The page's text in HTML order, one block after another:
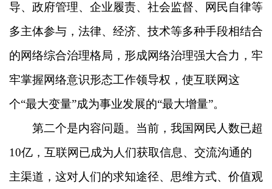
导、政府管理、企业履责、社会监督、网民自律等
多主体参与，法律、经济、技术等多种手段相结合
的网络综合治理格局，形成网络治理强大合力，牢
牢掌握网络意识形态工作领导权，使互联网这
个“最大变量”成为事业发展的“最大增量”。
第二个是内容问题。当前，我国网民人数已超
10亿，互联网已成为人们获取信息、交流沟通的
主渠道，这对人们的求知途径、思维方式、价值观